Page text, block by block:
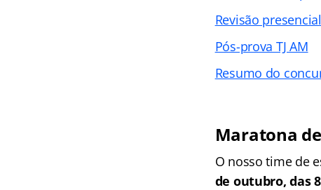
Revisão
Pós-prova TJ AM
Resumo do
Maratona
O nosso time de
de outubro, das